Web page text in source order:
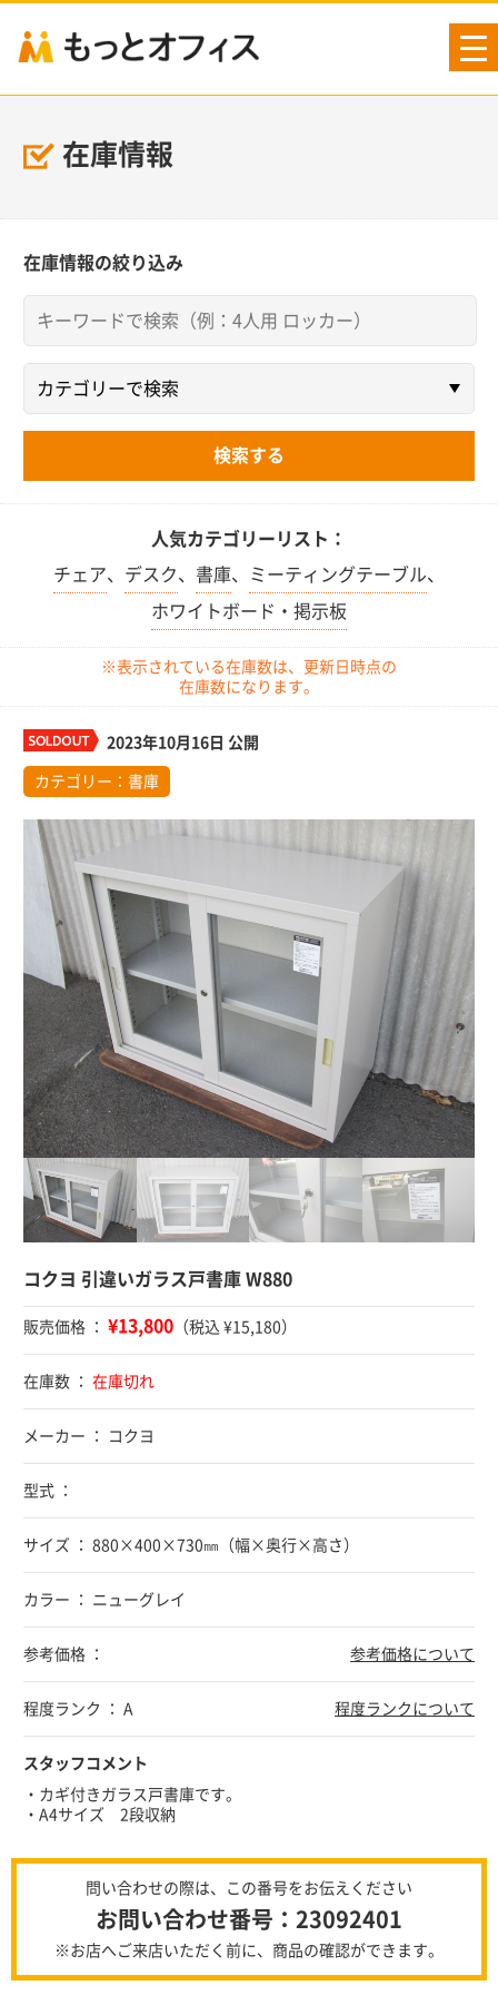
在庫情報
在庫情報の絞り込み
人気カテゴリーリスト：
チェア、 デスク、 書庫、 ミーティングテーブル、
ホワイトボード・掲示板
※表示されている在庫数は、更新日時点の
在庫数になります。
2023年10月16日 公開
カテゴリー： 書庫
コクヨ 引違いガラス戸書庫 W880
販売価格 ： ¥13,800 （税込 ¥15,180）
在庫数 ： 在庫切れ
メーカー ： コクヨ
型式 ：
サイズ ： 880×400×730㎜（幅×奥行×高さ）
カラー ： ニューグレイ
参考価格 ： 参考価格について
程度ランク ： A 程度ランクについて
スタッフコメント
・カギ付きガラス戸書庫です。
・A4サイズ 2段収納
問い合わせの際は、この番号をお伝えください
お問い合わせ番号：23092401
※お店へご来店いただく前に、商品の確認ができます。